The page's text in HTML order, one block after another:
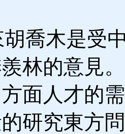
喬木是受
林的意見
面人才的
研究東方